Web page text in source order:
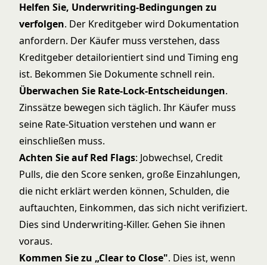
Helfen Sie, Underwriting-Bedingungen zu
verfolgen. Der Kreditgeber wird Dokumentation
anfordern. Der Käufer muss verstehen, dass
Kreditgeber detailorientiert sind und Timing eng
ist. Bekommen Sie Dokumente schnell rein.
Überwachen Sie Rate-Lock-Entscheidungen.
Zinssätze bewegen sich täglich. Ihr Käufer muss
seine Rate-Situation verstehen und wann er
einschließen muss.
Achten Sie auf Red Flags: Jobwechsel, Credit
Pulls, die den Score senken, große Einzahlungen,
die nicht erklärt werden können, Schulden, die
auftauchten, Einkommen, das sich nicht verifiziert.
Dies sind Underwriting-Killer. Gehen Sie ihnen
voraus.
Kommen Sie zu „Clear to Close". Dies ist, wenn